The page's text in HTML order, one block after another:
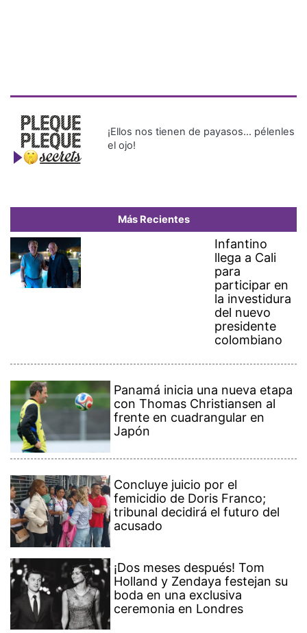
¡Ellos nos tienen de payasos… pélenles
el ojo!
Más Recientes
Infantino
llega a Cali
para
participar en
la investidura
del nuevo
presidente
colombiano
Panamá inicia una nueva etapa
con Thomas Christiansen al
frente en cuadrangular en
Japón
Concluye juicio por el
femicidio de Doris Franco;
tribunal decidirá el futuro del
acusado
¡Dos meses después! Tom
Holland y Zendaya festejan su
boda en una exclusiva
ceremonia en Londres